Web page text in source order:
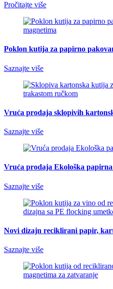
Pročitajte više
Poklon kutija za papirno
Saznajte više
Vruća prodaja sklopivih
Saznajte više
Vruća prodaja Ekološka papirna
Saznajte više
Novi dizajn reciklirani papir,
Saznajte više